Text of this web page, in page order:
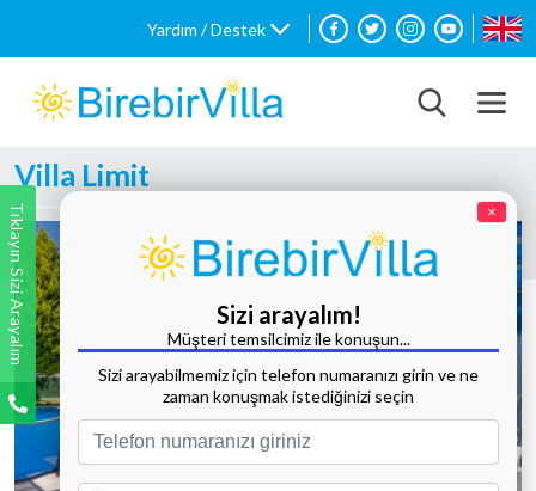
Yardım / Destek
Villa Limit
Tıklayın Sizi Arayalım ×
Sizi arayalım!
Müşteri temsilcimiz ile konuşun...
Sizi arayabilmemiz için telefon numaranızı girin ve ne
zaman konuşmak istediğinizi seçin